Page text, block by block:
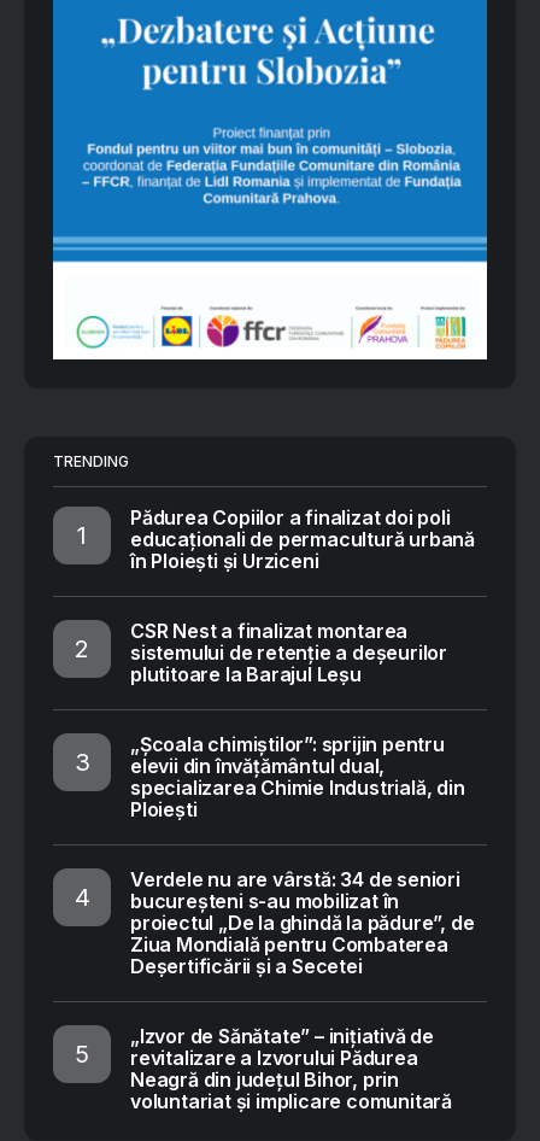
TRENDING
Pădurea Copiilor a finalizat doi poli
educaționali de permacultură urbană
în Ploiești și Urziceni
CSR Nest a finalizat montarea
sistemului de retenție a deșeurilor
plutitoare la Barajul Leșu
„Școala chimiștilor”: sprijin pentru
elevii din învățământul dual,
specializarea Chimie Industrială, din
Ploiești
Verdele nu are vârstă: 34 de seniori
bucureșteni s-au mobilizat în
proiectul „De la ghindă la pădure”, de
Ziua Mondială pentru Combaterea
Deșertificării și a Secetei
„Izvor de Sănătate” – inițiativă de
revitalizare a Izvorului Pădurea
Neagră din județul Bihor, prin
voluntariat și implicare comunitară